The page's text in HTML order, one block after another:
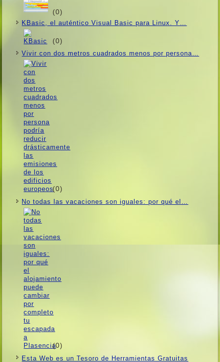
(0)
KBasic, el auténtico Visual Basic para Linux. Y…
(0)
Vivir con dos metros cuadrados menos por persona…
(0)
No todas las vacaciones son iguales: por qué el…
(0)
Esta Web es un Tesoro de Herramientas Gratuitas